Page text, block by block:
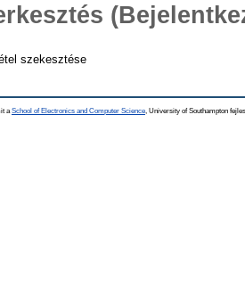
szekesztése
a School of Electronics and Computer Science , University of Southampton